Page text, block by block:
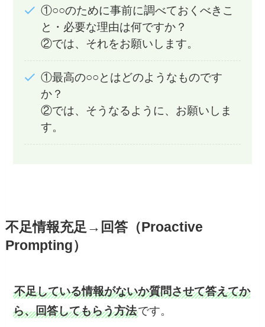
①○○のために事前に調べておくべきこ
と・必要な理由は何ですか？
②では、それをお願いします。
①最高の○○とはどのようなものです
か？
②では、そうなるように、お願いしま
す。
不足情報充足→回答（Proactive
Prompting）
不足している情報がないか質問させて答えてか
ら、回答してもらう方法です。